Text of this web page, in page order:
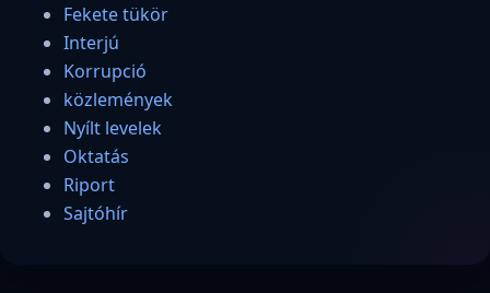
Fekete tükör
Interjú
Korrupció
közlemények
Nyílt levelek
Oktatás
Riport
Sajtóhír